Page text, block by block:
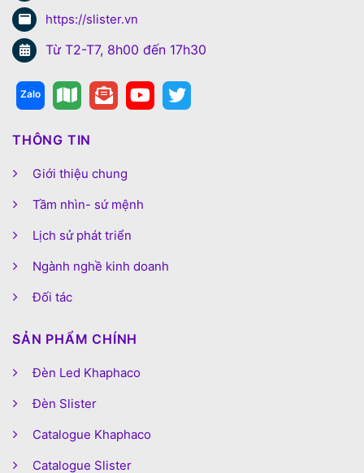
https://slister.vn
Từ T2-T7, 8h00 đến 17h30
THÔNG TIN
Giới thiệu chung
Tầm nhìn- sứ mệnh
Lịch sử phát triển
Ngành nghề kinh doanh
Đối tác
SẢN PHẨM CHÍNH
Đèn Led Khaphaco
Đèn Slister
Catalogue Khaphaco
Catalogue Slister